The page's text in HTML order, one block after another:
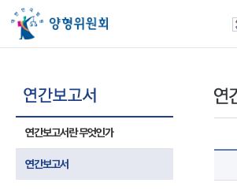
본문 바로가기
주메뉴 바로가기
상위메뉴 바로가기
하위메뉴 바로가기
연간보고서란 무엇인가
연간보고서